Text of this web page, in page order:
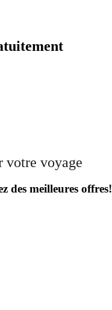
votre voyage
des meilleures offres!